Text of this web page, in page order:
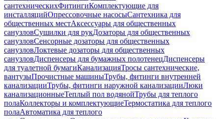
сантехническихФитингиКомплектующие для
инсталляцийОпрессовочные насосыСантехника для
общественных местАксессуары для общественных
санузловСушилки для рукДозаторы для общественных
санузловСенсорные дозаторы для общественных
санузловЛоктевые дозаторы для общественных
санузловДиспенсеры для бумажных полотенецДиспенсеры
для туалетной бумагиКанализацияТросы сантехнические,
вантузыПрочистные машиныТрубы, фитинги внутренней
канализацииТрубы, фитинги наружной канализацииЛюки
канализационныеТеплый пол водянойТрубы для теплого
полаКоллекторы и комплектующиеТермостатика для теплого
полаАвтоматика для теплого